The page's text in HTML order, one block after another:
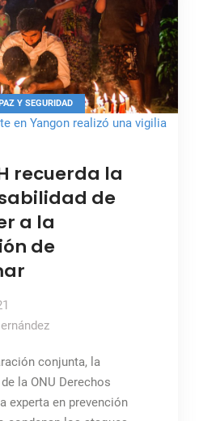
es
una
responsabilidad
colectiva
en Yangon realizó una vigilia
PAZ Y SEGURIDAD
recuerda la
de
a la
de
conjunta, la
la ONU Derechos
experta en prevención